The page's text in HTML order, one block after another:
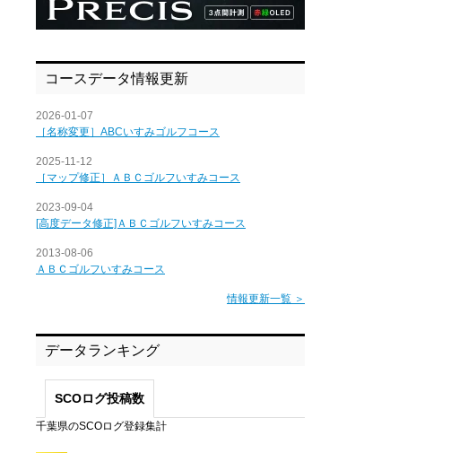
コースデータ情報更新
2026-01-07
［名称変更］ABCいすみゴルフコース
2025-11-12
［マップ修正］ＡＢＣゴルフいすみコース
2023-09-04
[高度データ修正]ＡＢＣゴルフいすみコース
2013-08-06
ＡＢＣゴルフいすみコース
情報更新一覧 ＞
データランキング
SCOログ投稿数
千葉県のSCOログ登録集計